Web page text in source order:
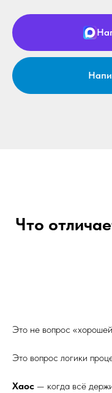
Что
Это не вопрос
Это вопрос логики
Хаос — когда всё